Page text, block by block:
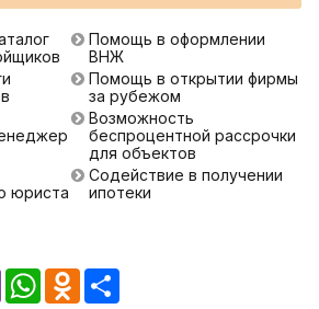
юриста
Помощь в оформлении
ВНЖ
Помощь в открытии фирмы
за рубежом
Возможность
беспроцентной рассрочки
для объектов
Содействие в получении
ипотеки
Viber WhatsAppOdnoklassniki